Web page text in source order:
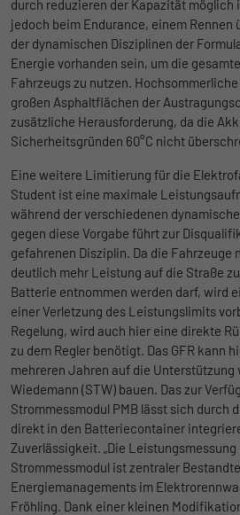
durch reduzieren der Kapazität möglich
jedoch beim Endurance, einem Rennen
der dynamischen Disziplinen der
Energie vorhanden sein, um die
Fahrzeugs zu nutzen.
großen Asphaltflächen der
zusätzliche Herausforderung, da die
Sicherheitsgründen 60°C nicht
Eine weitere Limitierung für die
Student ist eine maximale
während der verschiedenen
gegen diese Vorgabe führt zur
gefahrenen Disziplin. Da die Fahrzeuge
deutlich mehr Leistung auf die Straße
Batterie entnommen werden darf, wird
einer Verletzung des Leistungslimits
Regelung, wird auch hier eine direkte
zu dem Regler benötigt. Das GFR kann
mehreren Jahren auf die Unterstützung
Wiedemann (STW) bauen. Das zur
Strommessmodul PMB lässt sich durch
direkt in den Batteriecontainer
Zuverlässigkeit. „Die
Strommessmodul ist zentraler
Energiemanagements im
Fröhling. Dank einer kleinen
begrenzen.
Name _pk_id
Anbieter Matomo
Laufzeit 1 Jahr und 1 Monat
Matomo setzt dieses
eindeutige Benutzer-
Name _pk_ses
Anbieter Matomo
Laufzeit 1 Stunde
Zweck
Matomo setzt dieses
eindeutige Sitzungs-
der Informationen
werden, wie die